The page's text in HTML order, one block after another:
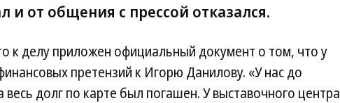
и от общения с прессой отказался.
к делу приложен официальный документ о том, что у
претензий к Игорю Данилову. «У нас до
долг по карте был погашен. У выставочного центра